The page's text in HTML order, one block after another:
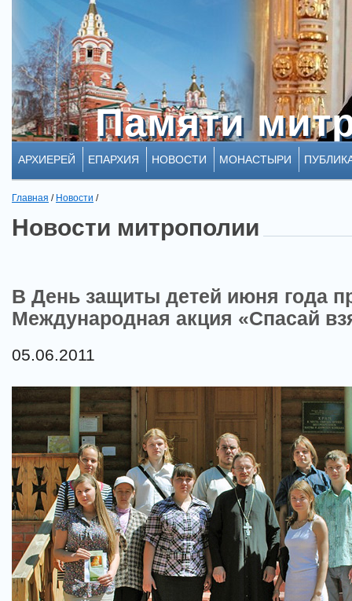
Памяти
Памяти
АРХИЕРЕЙ ЕПАРХИЯ НОВОСТИ МОНАСТЫРИ
Главная / Новости /
Новости митрополии
В День защиты детей июня года
Международная акция «Спасай
05.06.2011